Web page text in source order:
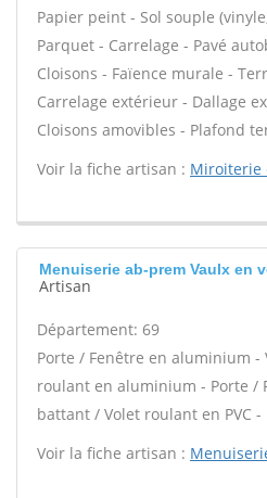
Papier peint - Sol souple
Parquet - Carrelage - Pavé
Cloisons - Faïence murale -
Carrelage extérieur - Dallage
Cloisons amovibles - Plafond
Voir la fiche artisan : Miroiterie
Menuiserie ab-prem Vaulx en
Artisan
Département: 69
Porte / Fenêtre en aluminium -
roulant en aluminium - Porte /
battant / Volet roulant en PVC -
Voir la fiche artisan :